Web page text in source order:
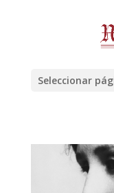
Seleccionar